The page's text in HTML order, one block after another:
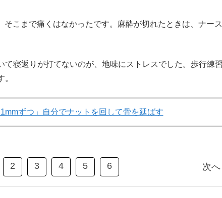
こまで痛くはなかったです。麻酔が切れたときは、ナー
寝返りが打てないのが、地味にストレスでした。歩行練
ずつ」自分でナットを回して骨を延ばす
2 3 4 5 6 次へ